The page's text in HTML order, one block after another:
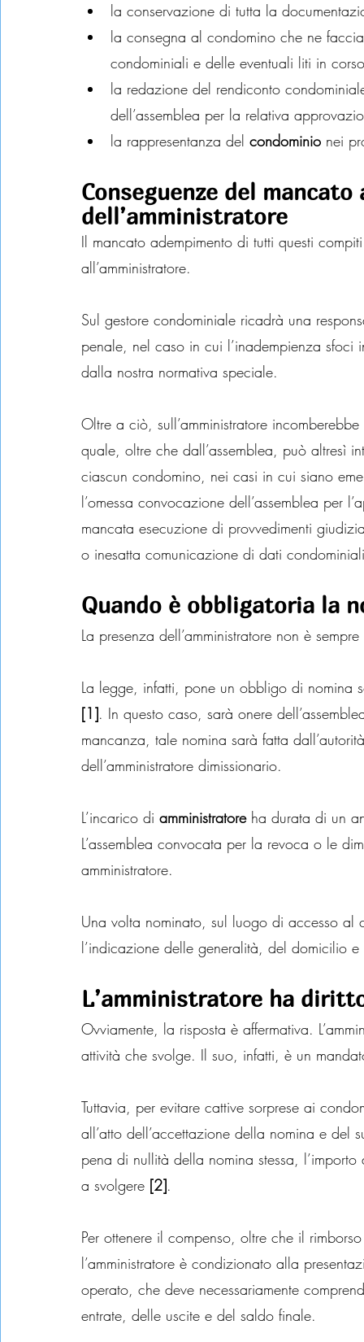
la conservazione di tutta la
la consegna al condomino che ne
condominiali e delle eventuali liti in
la redazione del rendiconto
dell’assemblea per la relativa
la rappresentanza del condominio nei
Conseguenze del
dell’amministratore
Il mancato adempimento di tutti questi
all’amministratore.
Sul gestore condominiale ricadrà una
penale, nel caso in cui l’inadempienza
dalla nostra normativa speciale.
Oltre a ciò, sull’amministratore
quale, oltre che dall’assemblea, può altresì
ciascun condomino, nei casi in cui siano
l’omessa convocazione dell’assemblea per
mancata esecuzione di provvedimenti
o inesatta comunicazione di dati
Quando è obbligatoria la
La presenza dell’amministratore non è
La legge, infatti, pone un obbligo di
[1]. In questo caso, sarà onere
mancanza, tale nomina sarà fatta
dell’amministratore dimissionario.
L’incarico di amministratore ha durata di un
L’assemblea convocata per la revoca o le
amministratore.
Una volta nominato, sul luogo di accesso
l’indicazione delle generalità, del domicilio
L’amministratore ha
Ovviamente, la risposta è affermativa.
attività che svolge. Il suo, infatti, è un
Tuttavia, per evitare cattive sorprese ai
all’atto dell’accettazione della nomina e
pena di nullità della nomina stessa,
a svolgere [2].
Per ottenere il compenso, oltre che il
l’amministratore è condizionato alla
operato, che deve necessariamente
entrate, delle uscite e del saldo finale.